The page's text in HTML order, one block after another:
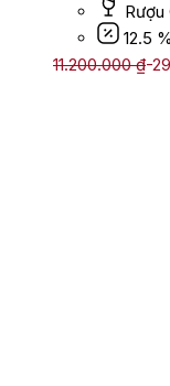
Rượu
12.5 %
11.200.000₫-